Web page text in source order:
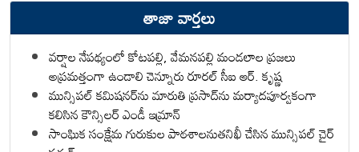
తాజా వార్తలు
వర్షాల నేపథ్యంలో కోటపల్లి, వేమనపల్లి మండలాల ప్రజలు
అప్రమత్తంగా ఉండాలి చెన్నూరు రూరల్ సీఐ ఆర్. కృష్ణ
మున్సిపల్ కమిషనర్‌ను మారుతి ప్రసాద్‌ను మర్యాదపూర్వకంగా
కలిసిన కౌన్సిలర్ ఎండీ ఇమ్రాన్ ​
సాంఘిక సంక్షేమ గురుకుల పాఠశాలనుతనిఖీ చేసిన మున్సిపల్ చైర్